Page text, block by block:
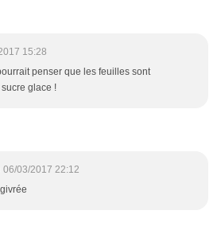
15:28
penser que les feuilles sont
glace !
06/03/2017 22:12